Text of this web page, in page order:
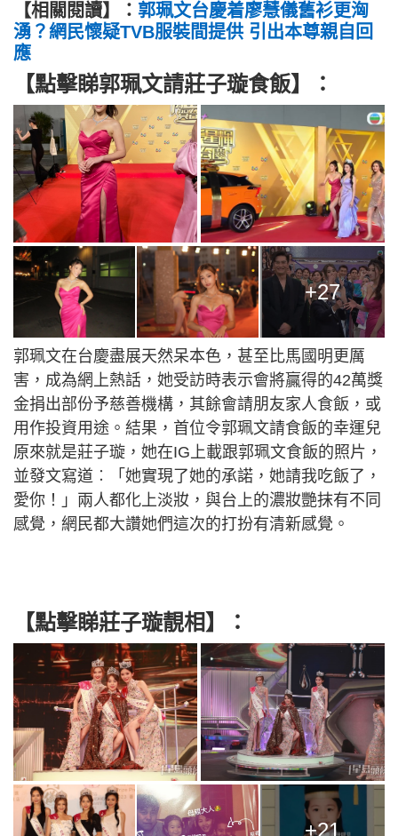
【相關閱讀】： 郭珮文台慶着廖慧儀舊衫更洶
湧？網民懷疑TVB服裝間提供 引出本尊親自回
應
【點擊睇郭珮文請莊子璇食飯】：
+27
郭珮文在台慶盡展天然呆本色，甚至比馬國明更厲
害，成為網上熱話，她受訪時表示會將贏得的42萬獎
金捐出部份予慈善機構，其餘會請朋友家人食飯，或
用作投資用途。結果，首位令郭珮文請食飯的幸運兒
原來就是莊子璇，她在IG上載跟郭珮文食飯的照片，
並發文寫道︰「她實現了她的承諾，她請我吃飯了，
愛你！」兩人都化上淡妝，與台上的濃妝艷抹有不同
感覺，網民都大讚她們這次的打扮有清新感覺。
【點擊睇莊子璇靚相】：
+21